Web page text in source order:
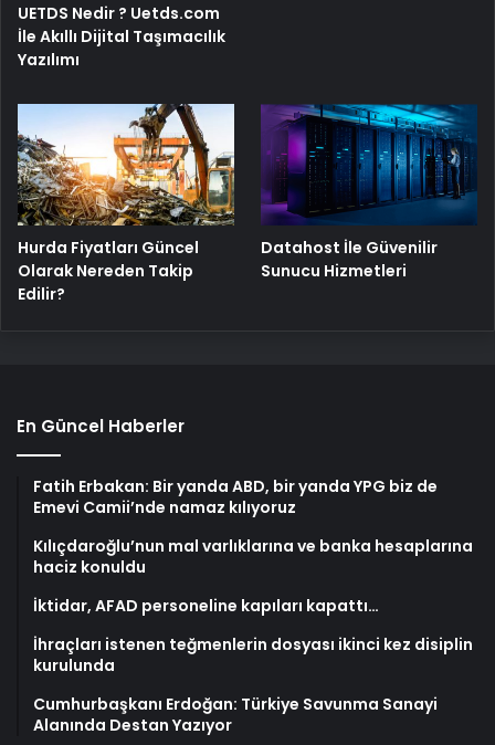
UETDS Nedir ? Uetds.com
İle Akıllı Dijital Taşımacılık
Yazılımı
Hurda Fiyatları Güncel
Olarak Nereden Takip
Edilir?
Datahost İle Güvenilir
Sunucu Hizmetleri
En Güncel Haberler
Fatih Erbakan: Bir yanda ABD, bir yanda YPG biz de
Emevi Camii’nde namaz kılıyoruz
Kılıçdaroğlu’nun mal varlıklarına ve banka hesaplarına
haciz konuldu
İktidar, AFAD personeline kapıları kapattı…
İhraçları istenen teğmenlerin dosyası ikinci kez disiplin
kurulunda
Cumhurbaşkanı Erdoğan: Türkiye Savunma Sanayi
Alanında Destan Yazıyor